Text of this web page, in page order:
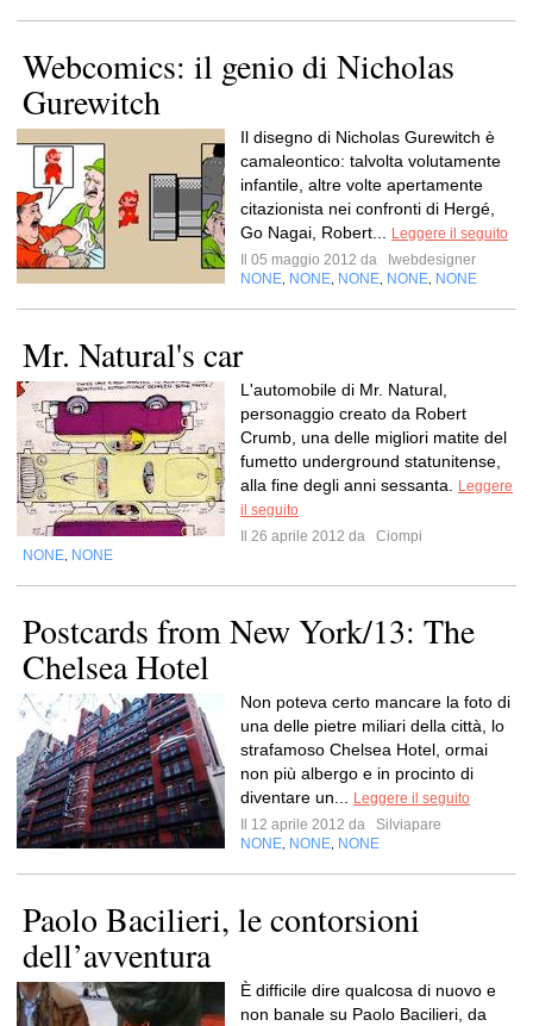
Webcomics: il genio di Nicholas
Gurewitch
Il disegno di Nicholas Gurewitch è
camaleontico: talvolta volutamente
infantile, altre volte apertamente
citazionista nei confronti di Hergé,
Go Nagai, Robert...
Leggere il seguito
Il 05 maggio 2012 da
Iwebdesigner
NONE NONE NONE NONE NONE
Mr. Natural's car
L'automobile di Mr. Natural,
personaggio creato da Robert
Crumb, una delle migliori matite del
fumetto underground statunitense,
alla fine degli anni sessanta.
Leggere
il seguito
Il 26 aprile 2012 da
Ciompi
NONE NONE
Postcards from New York/13: The
Chelsea Hotel
Non poteva certo mancare la foto di
una delle pietre miliari della città, lo
strafamoso Chelsea Hotel, ormai
non più albergo e in procinto di
diventare un...
Leggere il seguito
Il 12 aprile 2012 da
Silviapare
NONE NONE NONE
Paolo Bacilieri, le contorsioni
dell’avventura
È difficile dire qualcosa di nuovo e
non banale su Paolo Bacilieri, da